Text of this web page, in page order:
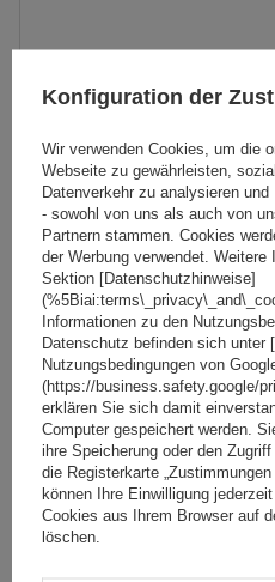
Mont Blanc Pro Rack 209
114,99 €inkl. MwSt
Große Menge verfügbar
In den
Warenkorb
Konfiguration der
Wir verwenden Cookies, um die
Webseite zu gewährleisten,
Datenverkehr zu analysieren
- sowohl von uns als auch von
Partnern stammen. Cookies
der Werbung verwendet.
Sektion [Datenschutzhinweise]
Informationen zu den
Datenschutz befinden sich unter
Nutzungsbedingungen von
(https://business.safety.google/
erklären Sie sich damit
Computer gespeichert werden.
ihre Speicherung oder den
die Registerkarte
können Ihre Einwilligung
Cookies aus Ihrem Browser auf
löschen.